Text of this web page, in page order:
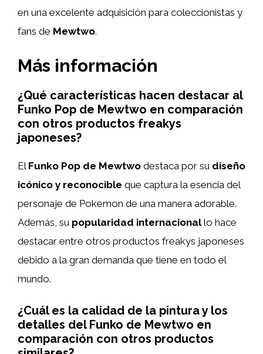
en una excelente adquisición para coleccionistas y
fans de Mewtwo.
Más información
¿Qué características hacen destacar al
Funko Pop de Mewtwo en comparación
con otros productos freakys
japoneses?
El Funko Pop de Mewtwo destaca por su diseño
icónico y reconocible que captura la esencia del
personaje de Pokemon de una manera adorable.
Además, su popularidad internacionallo hace
destacar entre otros productos freakys japoneses
debido a la gran demanda que tiene en todo el
mundo.
¿Cuál es la calidad de la pintura y los
detalles del Funko de Mewtwo en
comparación con otros productos